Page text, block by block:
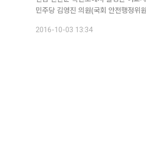
민주당 김영진 의원(국회 안전행정위
2016-10-03 13:34